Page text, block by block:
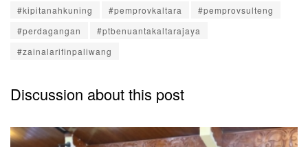
#kipitanahkuning
#pemprovkaltara
#pemprovsulteng
#perdagangan
#ptbenuantakaltarajaya
#zainalarifinpaliwang
Discussion about this post